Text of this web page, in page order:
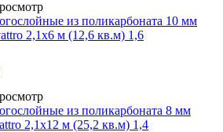
из поликарбоната 10 мм
2,1х6 м (12,6 кв.м) 1,6
из поликарбоната 8 мм
2,1х12 м (25,2 кв.м) 1,4